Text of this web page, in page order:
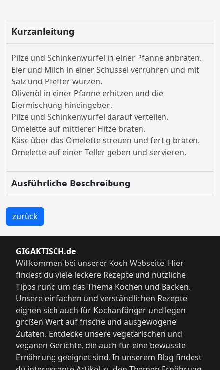
Kurzanleitung
Pilze und Schinkenwürfel in einer Pfanne anbraten.
Eier und Milch in einer Schüssel verrühren und mit
Salz und Pfeffer würzen.
Olivenöl in einer Pfanne erhitzen und die
Eiermischung hineingeben.
Pilze und Schinkenwürfel darauf verteilen.
Omelette auf mittlerer Hitze braten.
Käse über das Omelette streuen und fertig braten.
Omelette auf einen Teller geben und servieren.
Ausführliche Beschreibung
zurück
GIGAKTISCH.de
Willkommen bei unserer Koch Webseite! Hier
findest du viele leckere Rezepte und nützliche
Tipps rund um das Thema Kochen und Backen.
Unsere einfachen und verständlichen Rezepte
eignen sich auch für Kochanfänger und legen
großen Wert auf frische und ausgewogene
Zutaten. Entdecke unsere vegetarischen und
veganen Gerichte, die auch für eine bewusste
Ernährung geeignet sind. In unserem Blog findest